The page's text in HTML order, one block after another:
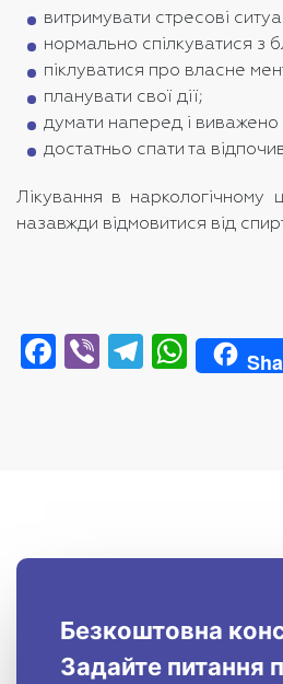
витримувати стресові
нормально спілкуватися з
піклуватися про власне
планувати свої дії;
думати наперед і
достатньо спати та
Лікування в наркологічному
назавжди відмовитися від
Facebook
Viber
Безкоштовна
Задайте питання